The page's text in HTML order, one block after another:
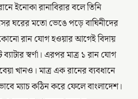
ইনোকা রানাবিরার বলে তিনি
ঘরের মতো ভেঙে পড়ে বাঘিনীদের
রান যোগ হওয়ার আগেই বিদায়
স্বর্ণা। এরপর মাত্র ১ রান যোগ
খানও। মাত্র এক রানের ব্যবধানে
ম্যাচ কঠিন করে ফেলে বাংলাদেশ।